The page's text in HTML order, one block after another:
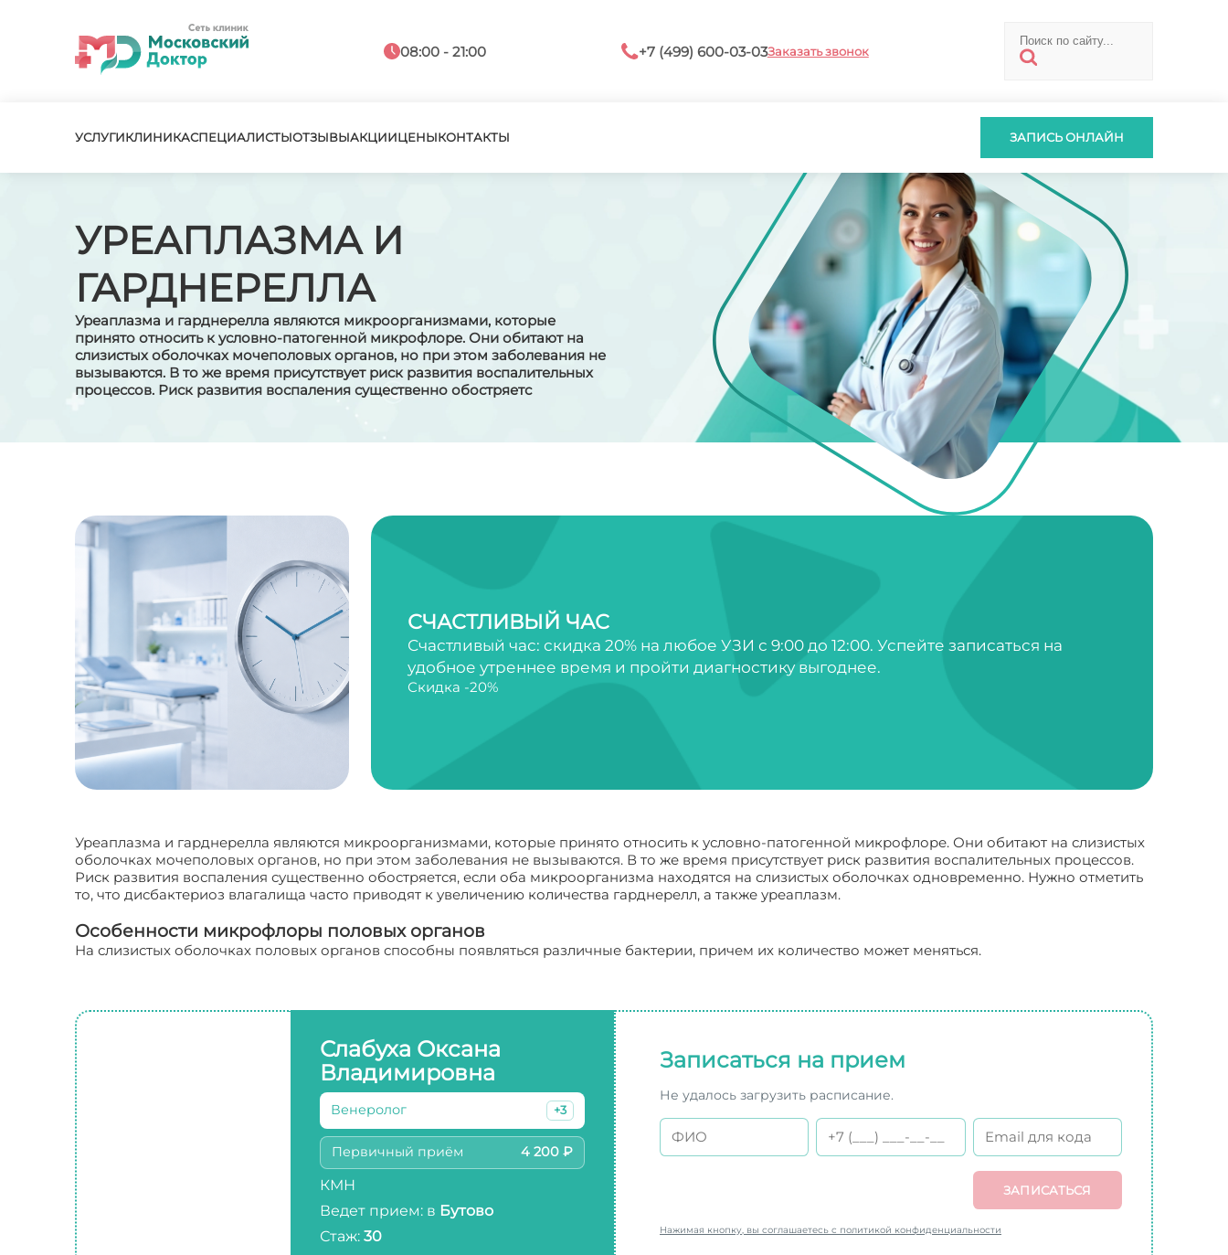
08:00 - 21:00 +7 (499) 600-03-03Заказать звонок
УСЛУГИКЛИНИКАСПЕЦИАЛИСТЫОТЗЫВЫАКЦИИЦЕНЫКОНТАКТЫ ЗАПИСЬ ОНЛАЙН
УРЕАПЛАЗМА И
ГАРДНЕРЕЛЛА
Уреаплазма и гарднерелла являются микроорганизмами, которые
принято относить к условно-патогенной микрофлоре. Они обитают на
слизистых оболочках мочеполовых органов, но при этом заболевания не
вызываются. В то же время присутствует риск развития воспалительных
процессов. Риск развития воспаления существенно обостряетс
СЧАСТЛИВЫЙ ЧАС
Счастливый час: скидка 20% на любое УЗИ с 9:00 до 12:00. Успейте записаться на
удобное утреннее время и пройти диагностику выгоднее.
Скидка -20%
Уреаплазма и гарднерелла являются микроорганизмами, которые принято относить к условно-патогенной микрофлоре. Они обитают на слизистых
оболочках мочеполовых органов, но при этом заболевания не вызываются. В то же время присутствует риск развития воспалительных процессов.
Риск развития воспаления существенно обостряется, если оба микроорганизма находятся на слизистых оболочках одновременно. Нужно отметить
то, что дисбактериоз влагалища часто приводят к увеличению количества гарднерелл, а также уреаплазм.
Особенности микрофлоры половых органов
На слизистых оболочках половых органов способны появляться различные бактерии, причем их количество может меняться.
Слабуха Оксана
Владимировна
Венеролог +3
Первичный приём 4 200 ₽
КМН
Ведет прием: в Бутово
Стаж: 30
Записаться на прием
Не удалось загрузить расписание.
ЗАПИСАТЬСЯ
Нажимая кнопку, вы соглашаетесь с политикой конфиденциальности